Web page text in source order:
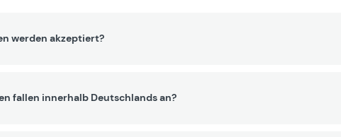
werden akzeptiert?
fallen innerhalb Deutschlands an?